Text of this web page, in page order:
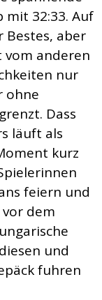
mit 32:33. Auf
Bestes, aber
vom anderen
nur
ohne
Dass
läuft als
kurz
feiern und
dem
und
fuhren